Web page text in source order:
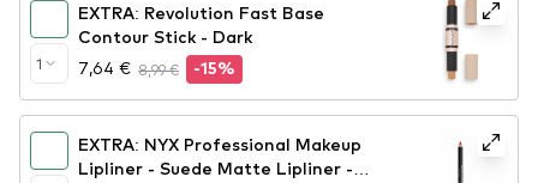
1
EXTRA: Revolution Fast Base
Contour Stick - Dark
7,64 € 8,99 € -15%
EXTRA: NYX Professional Makeup
Lipliner - Suede Matte Lipliner -